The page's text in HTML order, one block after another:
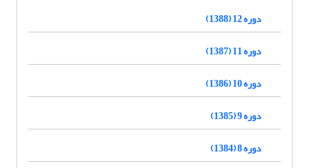
دوره 12 (1388)
دوره 11 (1387)
دوره 10 (1386)
دوره 9 (1385)
دوره 8 (1384)